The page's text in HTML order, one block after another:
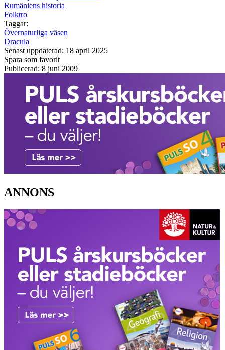
Rumäniens historia
Folktro
Taggar:
Övernaturliga väsen
Dracula
Senast uppdaterad: 18 april 2025
Spara som favorit
Publicerad: 8 juni 2009
ANNONS